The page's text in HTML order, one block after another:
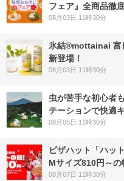
フェア』全商品徹
08月03日 11時30分
氷結®mottainai 富
新登場！
08月03日 11時30分
虫が苦手な初心者
テーションで快適
08月05日 11時30分
ピザハット「ハッ
Mサイズ810円～
08月07日 11時30分